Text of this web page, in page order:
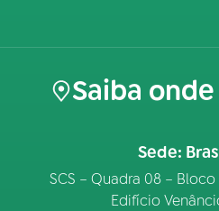
Saiba
Sede:
SCS – Quadra 08 –
Edifício